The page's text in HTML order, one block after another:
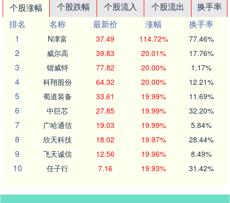
个股涨幅 个股跌幅 个股流入 个股流出
换手率
排名
名称 最新价 涨幅
换手率
1
N津富 37.49 114.72% 77.46%
2 威尔高 39.83 20.01% 17.76%
3 锴威特 77.82 20.00% 1.17%
4 科翔股份 64.32 20.00% 12.21%
5 蜀道装备 33.61 19.99% 11.69%
6 中巨芯 27.85 19.99% 32.20%
7 广哈通信 19.03 19.99% 5.84%
8 欣天科技 18.02 19.97% 28.44%
9 飞天诚信 12.56 19.96% 8.49%
10 任子行 7.16 19.93% 31.42%